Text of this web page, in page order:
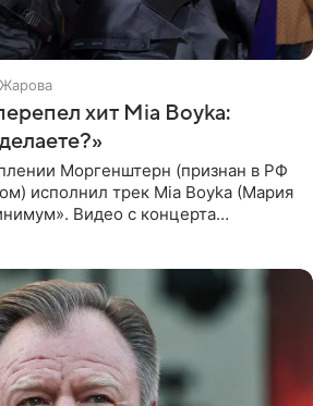
хит Mia Boyka:
Моргенштерн (признан в РФ
исполнил трек Mia Boyka (Мария
Видео с концерта